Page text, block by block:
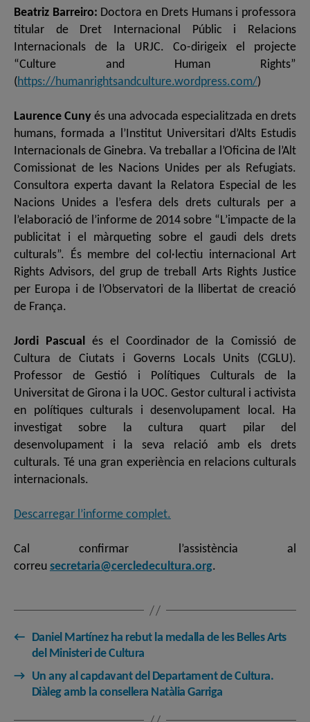
Beatriz Barreiro: Doctora en Drets Humans i professora
titular de Dret Internacional Públic i Relacions
Internacionals de la URJC. Co-dirigeix el projecte
“Culture and Human Rights”
(https://humanrightsandculture.wordpress.com/)
Laurence Cuny és una advocada especialitzada en drets
humans, formada a l’Institut Universitari d’Alts Estudis
Internacionals de Ginebra. Va treballar a l’Oficina de l’Alt
Comissionat de les Nacions Unides per als Refugiats.
Consultora experta davant la Relatora Especial de les
Nacions Unides a l’esfera dels drets culturals per a
l’elaboració de l’informe de 2014 sobre “L’impacte de la
publicitat i el màrqueting sobre el gaudi dels drets
culturals”. És membre del col·lectiu internacional Art
Rights Advisors, del grup de treball Arts Rights Justice
per Europa i de l’Observatori de la llibertat de creació
de França.
Jordi Pascualés el Coordinador de la Comissió de
Cultura de Ciutats i Governs Locals Units (CGLU).
Professor de Gestió i Polítiques Culturals de la
Universitat de Girona i la UOC. Gestor cultural i activista
en polítiques culturals i desenvolupament local. Ha
investigat sobre la cultura quart pilar del
desenvolupament i la seva relació amb els drets
culturals. Té una gran experiència en relacions culturals
internacionals.
Descarregar l’informe complet.
Cal confirmar l’assistència al
correu secretaria@cercledecultura.org.
←
Daniel Martínez ha rebut la medalla de les Belles Arts
del Ministeri de Cultura
→
Un any al capdavant del Departament de Cultura.
Diàleg amb la consellera Natàlia Garriga